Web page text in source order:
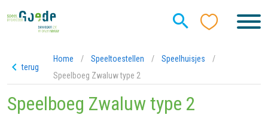
terug
Home / Speeltoestellen / Speelhuisjes
/
Speelboeg Zwaluw type 2
Speelboeg Zwaluw type 2